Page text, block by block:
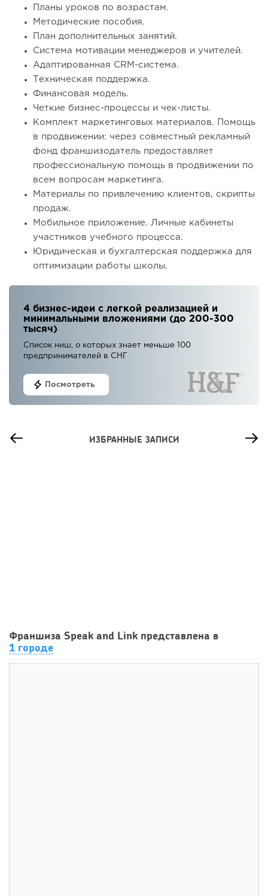
Планы уроков по возрастам.
Методические пособия.
План дополнительных занятий.
Система мотивации менеджеров и учителей.
Адаптированная CRM-система.
Техническая поддержка.
Финансовая модель.
Четкие бизнес-процессы и чек-листы.
Комплект маркетинговых материалов. Помощь
в продвижении: через совместный рекламный
фонд франшизодатель предоставляет
профессиональную помощь в продвижении по
всем вопросам маркетинга.
Материалы по привлечению клиентов, скрипты
продаж.
Мобильное приложение. Личные кабинеты
участников учебного процесса.
Юридическая и бухгалтерская поддержка для
оптимизации работы школы.
4 бизнес-идеи с легкой реализацией и
минимальными вложениями (до 200-300
тысяч)
Список ниш, о которых знает меньше 100
предпринимателей в СНГ
Посмотреть
ИЗБРАННЫЕ ЗАПИСИ
открытия заведения
Франшиза Speak and Link представлена в
1 городе